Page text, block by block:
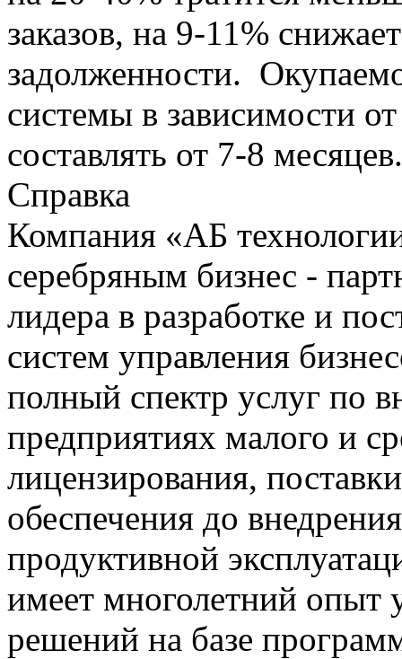
заказов, на 9-11%
задолженности.
системы в зависимости
составлять от 7-8 месяцев.
Справка
Компания «АБ
серебряным бизнес -
лидера в разработке и
систем управления
полный спектр услуг по
предприятиях малого и
лицензирования,
обеспечения до
продуктивной
имеет многолетний опыт
решений на базе